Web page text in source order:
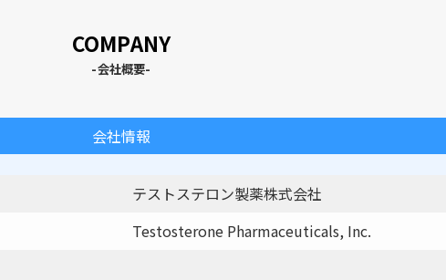
COMPANY
-会社概要-
会社情報
テストステロン製薬株式会社
Testosterone Pharmaceuticals, Inc.